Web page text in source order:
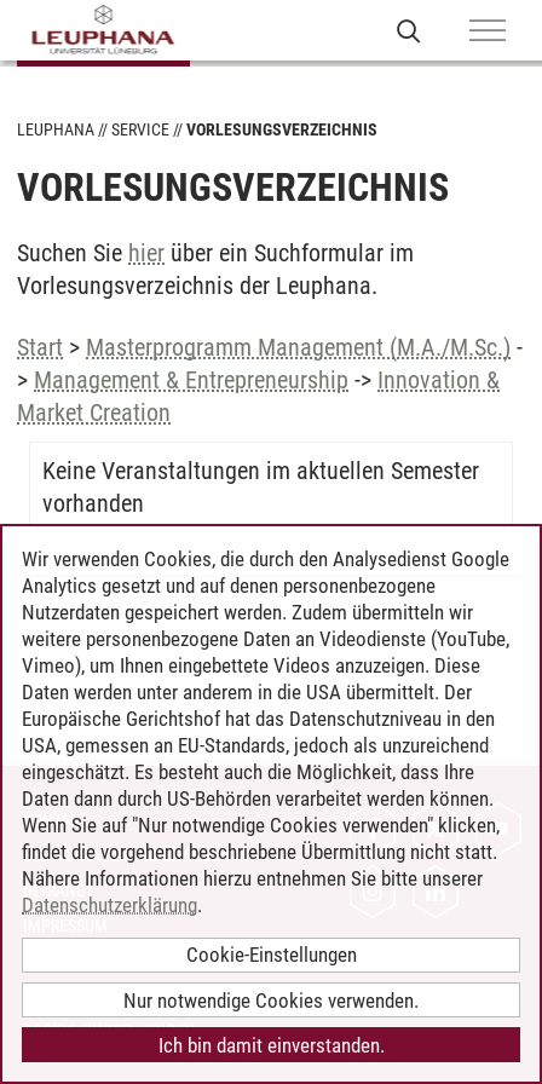
LEUPHANA SERVICE VORLESUNGSVERZEICHNIS
VORLESUNGSVERZEICHNIS
Suchen Sie hier über ein Suchformular im
Vorlesungsverzeichnis der Leuphana.
Start > Masterprogramm Management (M.A./M.Sc.) -
> Management & Entrepreneurship -> Innovation &
Market Creation
Keine Veranstaltungen im aktuellen Semester
vorhanden
Timo Leder/30.06.2024
KONTAKT
LEUPHANA ALS ARBEITGEBER
INTRANET
BARRIEREFREIHEIT
COOKIE-EINSTELLUNGEN
Wir verwenden Cookies, die durch den Analysedienst Google
Analytics gesetzt und auf denen personenbezogene
Nutzerdaten gespeichert werden. Zudem übermitteln wir
weitere personenbezogene Daten an Videodienste (YouTube,
Vimeo), um Ihnen eingebettete Videos anzuzeigen. Diese
Daten werden unter anderem in die USA übermittelt. Der
Europäische Gerichtshof hat das Datenschutzniveau in den
USA, gemessen an EU-Standards, jedoch als unzureichend
eingeschätzt. Es besteht auch die Möglichkeit, dass Ihre
Daten dann durch US-Behörden verarbeitet werden können.
Wenn Sie auf "Nur notwendige Cookies verwenden" klicken,
findet die vorgehend beschriebene Übermittlung nicht statt.
Nähere Informationen hierzu entnehmen Sie bitte unserer
Datenschutzerklärung.
Cookie-Einstellungen
Nur notwendige Cookies verwenden.
Ich bin damit einverstanden.